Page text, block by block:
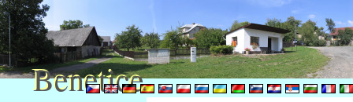
Benetice
Benetice